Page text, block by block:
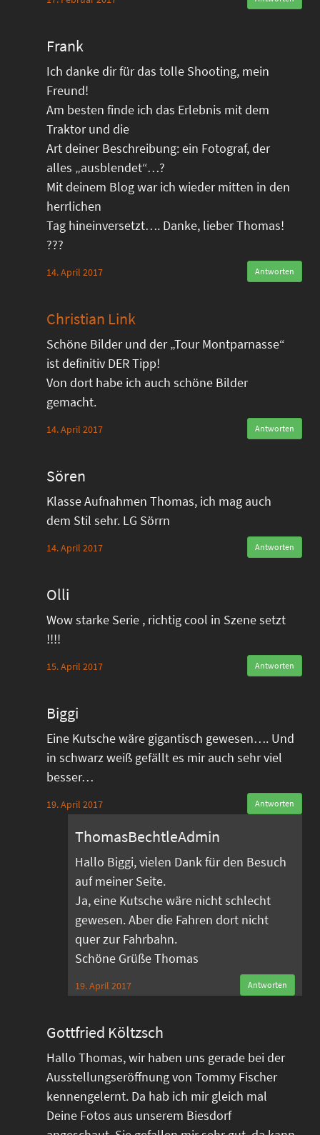
Frank
Ich danke dir für das tolle Shooting, mein
Freund!
Am besten finde ich das Erlebnis mit dem
Traktor und die
Art deiner Beschreibung: ein Fotograf, der
alles „ausblendet“…?
Mit deinem Blog war ich wieder mitten in den
herrlichen
Tag hineinversetzt…. Danke, lieber Thomas!
???
14. April 2017 Antworten
Christian Link
Schöne Bilder und der „Tour Montparnasse“
ist definitiv DER Tipp!
Von dort habe ich auch schöne Bilder
gemacht.
14. April 2017 Antworten
Sören
Klasse Aufnahmen Thomas, ich mag auch
dem Stil sehr. LG Sörrn
14. April 2017 Antworten
Olli
Wow starke Serie , richtig cool in Szene setzt
!!!!
15. April 2017 Antworten
Biggi
Eine Kutsche wäre gigantisch gewesen…. Und
in schwarz weiß gefällt es mir auch sehr viel
besser…
19. April 2017 Antworten
ThomasBechtleAdmin
Hallo Biggi, vielen Dank für den Besuch
auf meiner Seite.
Ja, eine Kutsche wäre nicht schlecht
gewesen. Aber die Fahren dort nicht
quer zur Fahrbahn.
Schöne Grüße Thomas
19. April 2017 Antworten
Gottfried Költzsch
Hallo Thomas, wir haben uns gerade bei der
Ausstellungseröffnung von Tommy Fischer
kennengelernt. Da hab ich mir gleich mal
Deine Fotos aus unserem Biesdorf